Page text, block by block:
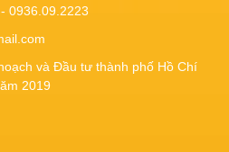
- 0936.09.2223
và Đầu tư thành phố Hồ Chí
2019